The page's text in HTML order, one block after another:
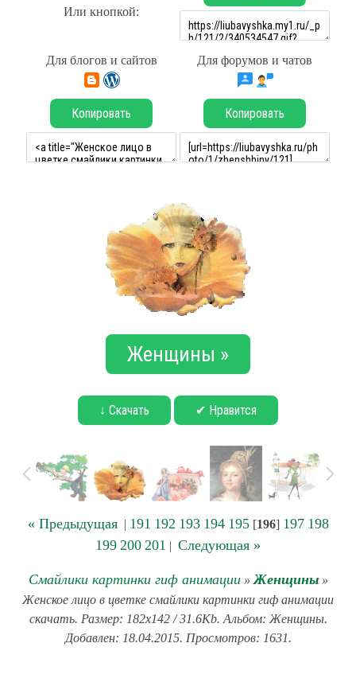
Или кнопкой:
Для блогов и сайтов Для форумов и чатов
Копировать Копировать
Женщины »
↓ Скачать ✔ Нравится
« Предыдущая| 191 192 193 194 195[196] 197 198
199 200 201 | Следующая »
Смайлики картинки гиф анимации» Женщины»
Женское лицо в цветке смайлики картинки гиф анимации
скачать. Размер: 182x142 / 31.6Kb. Альбом: Женщины.
Добавлен: 18.04.2015. Просмотров: 1631.